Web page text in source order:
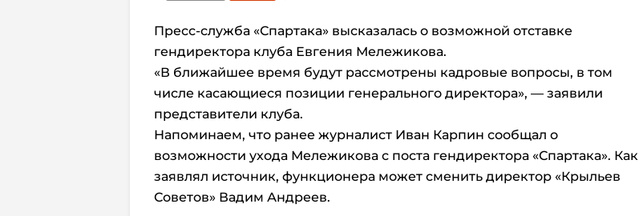
Пресс-служба «Спартака» высказалась о возможной отставке
гендиректора клуба Евгения Мележикова.
«В ближайшее время будут рассмотрены кадровые вопросы, в том
числе касающиеся позиции генерального директора», — заявили
представители клуба.
Напоминаем, что ранее журналист Иван Карпин сообщал о
возможности ухода Мележикова с поста гендиректора «Спартака». Как
заявлял источник, функционера может сменить директор «Крыльев
Советов» Вадим Андреев.